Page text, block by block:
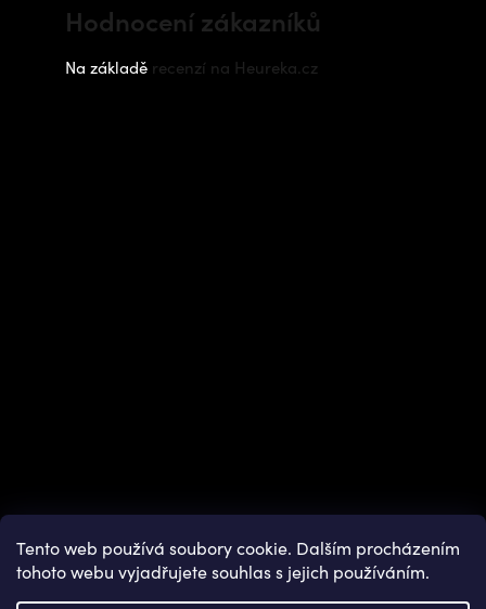
Tento web používá soubory cookie. Dalším procházením
tohoto webu vyjadřujete souhlas s jejich používáním.
Hodnocení zákazníků
Na základě recenzí na Heureka.cz